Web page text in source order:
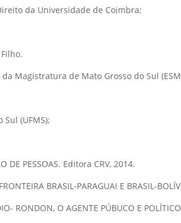
da Universidade de Coimbra;
Magistratura de Mato Grosso do Sul
(UFMS);
DE PESSOAS. Editora CRV, 2014.
BRASIL-PARAGUAI E BRASIL-
RONDON, O AGENTE PÚBUCO E